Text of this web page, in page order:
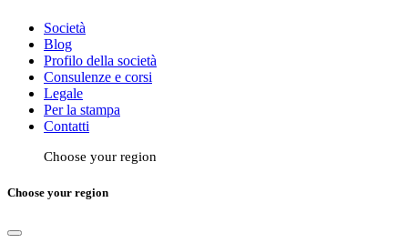
Società
Blog
Profilo della società
Consulenze e corsi
Legale
Per la stampa
Contatti
Choose your region
Choose your region